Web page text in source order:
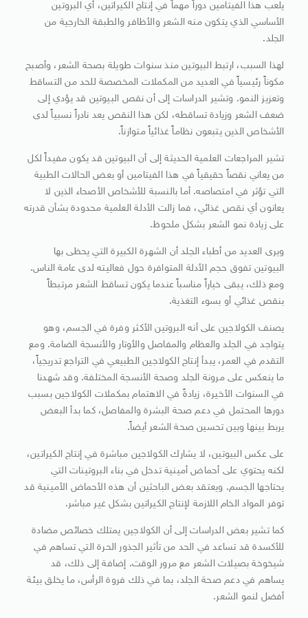
يلعب هذا الفيتامين دوراً مهماً في إنتاج الكيراتين، أي البروتين
الأساسي الذي يتكون منه الشعر والأظافر والطبقة الخارجية من
الجلد.
لهذا السبب، ارتبط البيوتين منذ سنوات طويلة بصحة الشعر، وأصبح
مكوناً رئيسياً في العديد من المكملات المخصصة للحد من التساقط
وتعزيز النمو. وتشير الدراسات إلى أن نقص البيوتين قد يؤدي إلى
ضعف الشعر وزيادة تساقطه، لكن هذا النقص يعد نادراً نسبياً لدى
الأشخاص الذين يتبعون نظاماً غذائياً متوازناً.
تشير المراجعات العلمية الحديثة إلى أن البيوتين قد يكون مفيداً لكل
من يعاني نقصاً حقيقياً في هذا الفيتامين أو بعض الحالات الطبية
التي تؤثر في امتصاصه. أما بالنسبة للأشخاص الأصحاء الذين لا
يعانون أي نقص غذائي، فما زالت الأدلة العلمية محدودة بشأن قدرته
على زيادة نمو الشعر بشكل ملحوظ.
ويرى العديد من أطباء الجلد أن الشهرة الكبيرة التي يحظى بها
البيوتين تفوق حجم الأدلة المتوافرة حول فعاليته لدى عامة الناس.
ومع ذلك، يبقى خياراً مناسباً عندما يكون تساقط الشعر مرتبطاً
بنقص غذائي أو بسوء التغذية.
يصنف الكولاجين على أنه البروتين الأكثر وفرة في الجسم، وهو
يتواجد في الجلد والعظام والمفاصل والأوتار والأنسجة الضامة. ومع
التقدم في العمر، يبدأ إنتاج الكولاجين الطبيعي في التراجع تدريجياً،
ما ينعكس على مرونة الجلد وصحة الأنسجة المختلفة. وقد شهدنا
في السنوات الأخيرة، زيادةً في الاهتمام بمكملات الكولاجين بسبب
دورها المحتمل في دعم صحة البشرة والمفاصل، كما بدأ البعض
يربط بينها وبين تحسين صحة الشعر أيضاً.
على عكس البيوتين، لا يشارك الكولاجين مباشرة في إنتاج الكيراتين،
لكنه يحتوي على أحماض أمينية تدخل في بناء البروتينات التي
يحتاجها الجسم. ويعتقد بعض الباحثين أن هذه الأحماض الأمينية قد
توفر المواد الخام اللازمة لإنتاج الكيراتين بشكل غير مباشر.
كما تشير بعض الدراسات إلى أن الكولاجين يمتلك خصائص مضادة
للأكسدة قد تساعد في الحد من تأثير الجذور الحرة التي تساهم في
شيخوخة بصيلات الشعر مع مرور الوقت. إضافة إلى ذلك، قد
يساهم في دعم صحة الجلد، بما في ذلك فروة الرأس، ما يخلق بيئة
أفضل لنمو الشعر.